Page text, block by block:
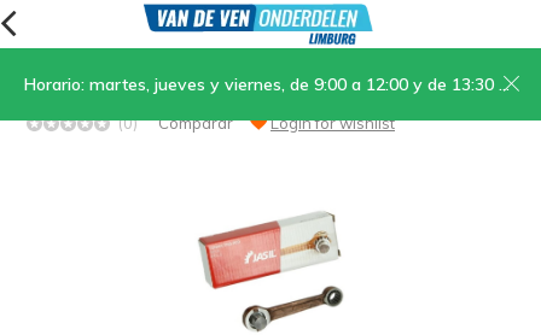
Horario: martes, jueves y viernes, de 9:00 a 12:00 y de 13:30 a 17:00; sábados, de 9:00 a 12:00
Biela Carrera
(0) Comparar Login for wishlist